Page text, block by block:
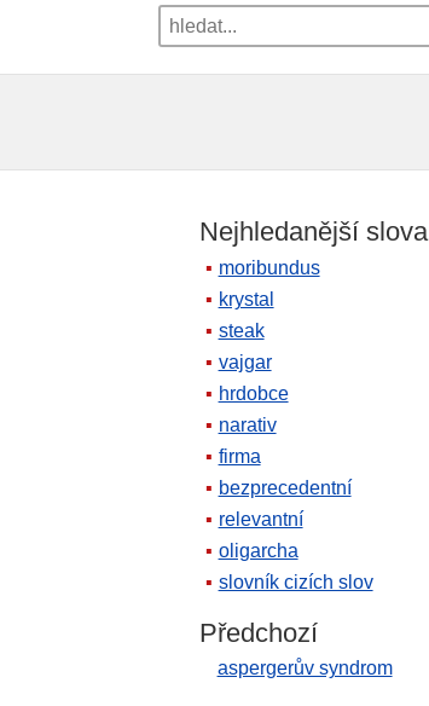
Nejhledanější slova
moribundus
krystal
steak
vajgar
hrdobce
narativ
firma
bezprecedentní
relevantní
oligarcha
slovník cizích slov
Předchozí
aspergerův syndrom